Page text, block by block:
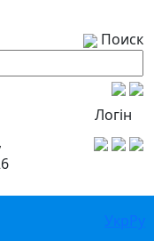
Поиск
Логін
УкрРу